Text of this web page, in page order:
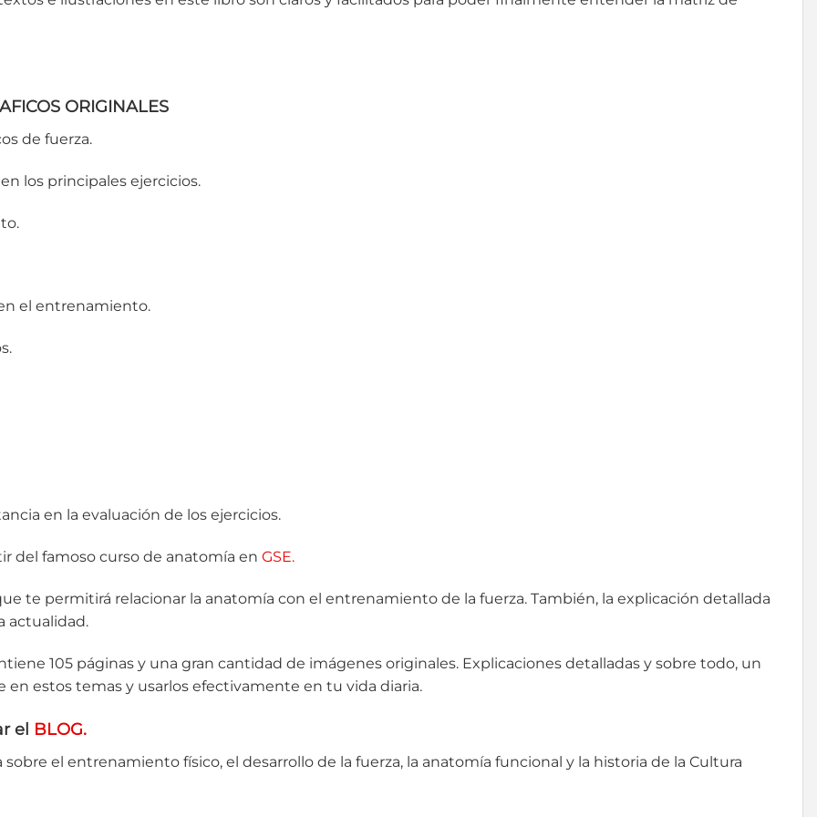
ORIGINALES
de fuerza.
los principales ejercicios.
el entrenamiento.
en la evaluación de los ejercicios.
del famoso curso de anatomía en GSE.
te permitirá relacionar la anatomía con el entrenamiento de la fuerza. También, la explicación detallada
actualidad.
105 páginas y una gran cantidad de imágenes originales. Explicaciones detalladas y sobre todo, un
estos temas y usarlos efectivamente en tu vida diaria.
el BLOG.
el entrenamiento físico, el desarrollo de la fuerza, la anatomía funcional y la historia de la Cultura